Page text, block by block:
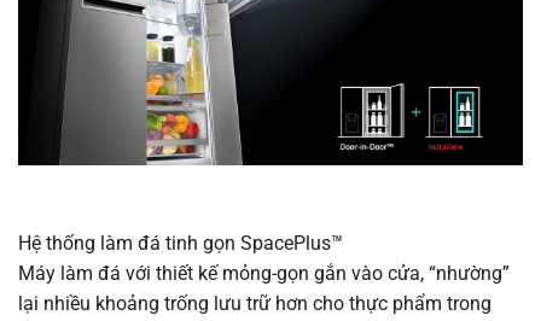
Hệ thống làm đá tinh gọn SpacePlus™
Máy làm đá với thiết kế mỏng-gọn gắn vào cửa, “nhường”
lại nhiều khoảng trống lưu trữ hơn cho thực phẩm trong